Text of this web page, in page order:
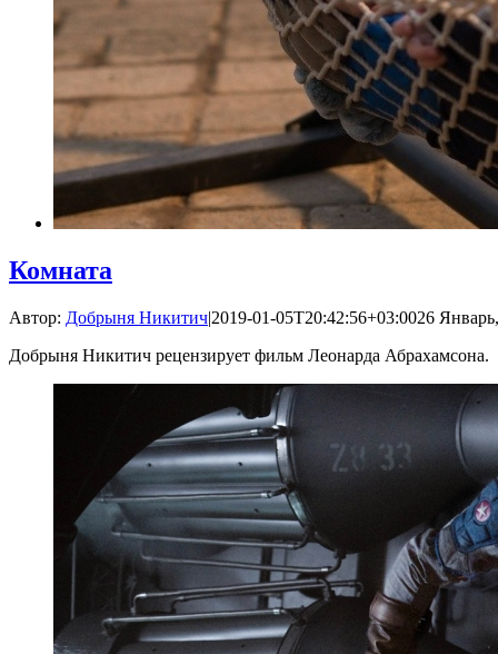
Комната
Автор: Добрыня Никитич|2019-01-05T20:42:56+03:0026
Добрыня Никитич рецензирует фильм Леонарда Абрахамсона.